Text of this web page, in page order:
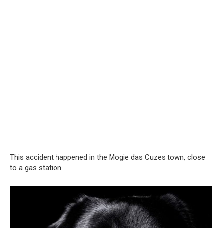
This accident happened in the Mogie das Cuzes town, close
to a gas station.